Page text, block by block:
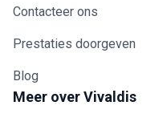
Contacteer ons
Prestaties doorgeven
Blog
Meer over Vivaldis